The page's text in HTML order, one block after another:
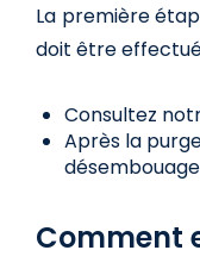
La première
doit être
Consultez
Après la
Comment